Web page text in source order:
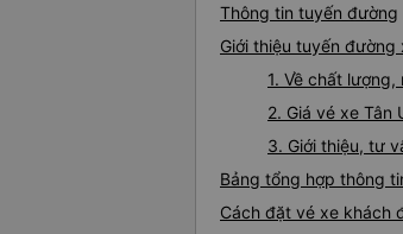
Thông tin tuyến đường
Giới thiệu tuyến
1. Về chất
2. Giá vé xe Tân
3. Giới thiệu, tư
Bảng tổng hợp thông
Cách đặt vé xe khách